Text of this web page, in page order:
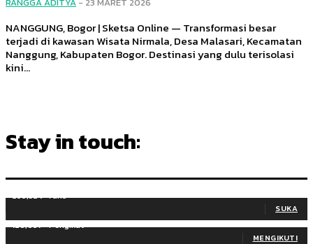
NANGGUNG, Bogor | Sketsa Online — Transformasi besar
terjadi di kawasan Wisata Nirmala, Desa Malasari, Kecamatan
Nanggung, Kabupaten Bogor. Destinasi yang dulu terisolasi
kini...
Stay in touch:
255,324 Fans
SUKA
128,657 Pengikut
MENGIKUTI